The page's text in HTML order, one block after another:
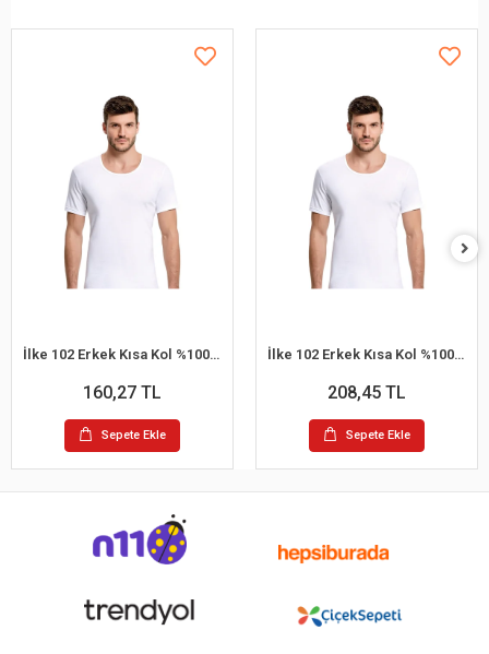
İlke 102 Erkek Kısa Kol %100 Pamuk Atlet
160,27 TL
Sepete Ekle
İlke 102 Erkek Kısa Kol %100 Pamuk Atlet XL
208,45 TL
Sepete Ekle